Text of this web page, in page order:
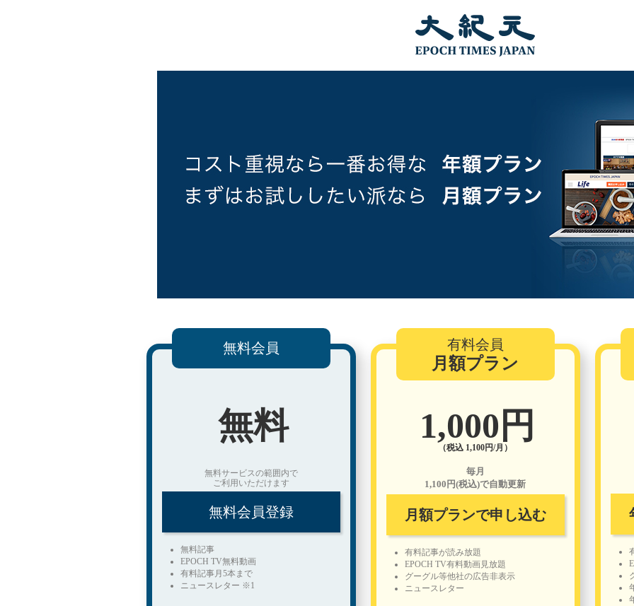
無料会員
無料
無料サービスの範囲内で
ご利用いただけます
無料会員登録
無料記事
EPOCH TV無料動画
有料記事月5本まで
ニュースレター ※1
有料会員
月額プラン
1,000円
（税込 1,100円/月）
毎月
1,100円(税込)で自動更新
月額プランで申し込む
有料記事が読み放題
EPOCH TV有料動画見放題
グーグル等他社の広告非表示
ニュースレター